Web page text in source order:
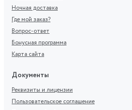
Ночная доставка
Где мой заказ?
Вопрос-ответ
Бонусная программа
Карта сайта
Документы
Реквизиты и лицензии
Пользовательское соглашение